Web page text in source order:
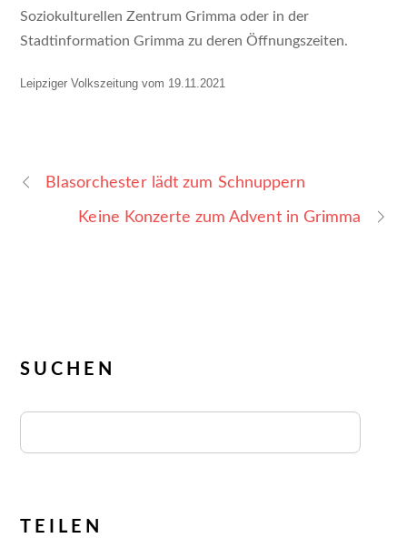
Soziokulturellen Zentrum Grimma oder in der
Stadtinformation Grimma zu deren Öffnungszeiten.
Leipziger Volkszeitung vom 19.11.2021
Blasorchester lädt zum Schnuppern
Keine Konzerte zum Advent in Grimma
SUCHEN
TEILEN